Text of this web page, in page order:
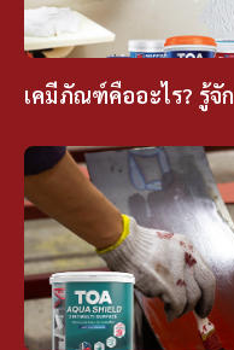
เคมีภัณฑ์คืออะไร? รู้